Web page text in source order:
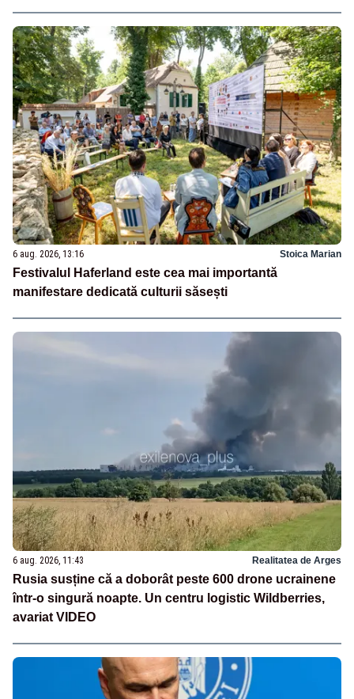
6 aug. 2026, 13:16 Stoica Marian
Festivalul Haferland este cea mai importantă
manifestare dedicată culturii săsești
6 aug. 2026, 11:43 Realitatea de Arges
Rusia susține că a doborât peste 600 drone ucrainene
într-o singură noapte. Un centru logistic Wildberries,
avariat VIDEO